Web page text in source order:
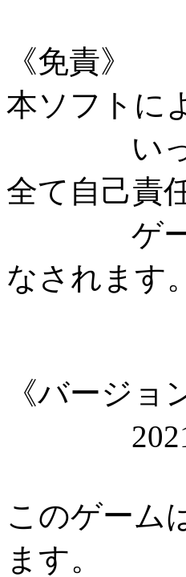
《免責》
本ソフトに
いっさ
全て自己責
ゲームを
なされます。
《バージョ
2021/
このゲーム
ます。